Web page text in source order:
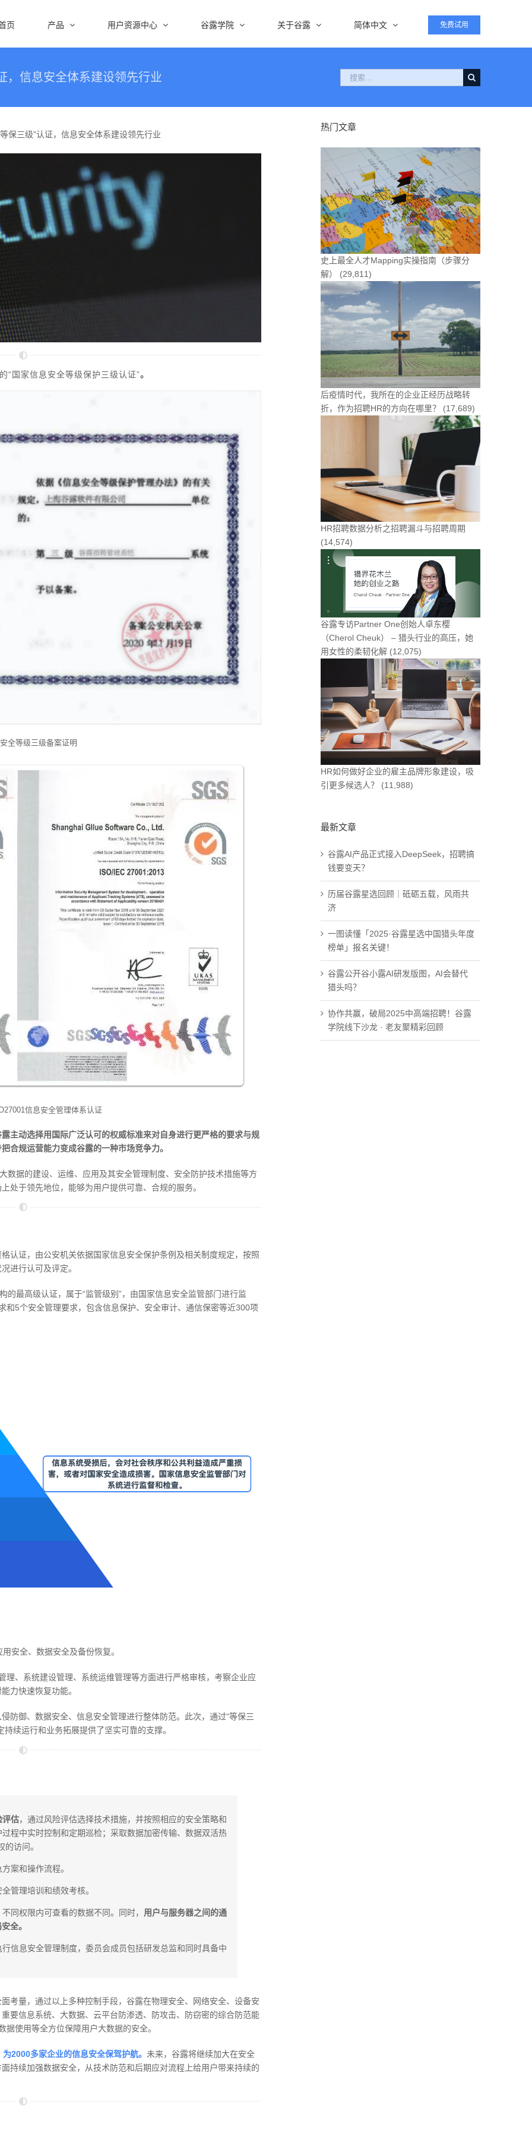
页 产品 用户资源中心 谷露学院 关于谷露 简体中文 免费试用
，信息安全体系建设领先行业
索：
保三级”认证，信息安全体系建设领先行业
“国家信息安全等级保护三级认证”。
全等级三级备案证明
信息安全管理体系认证
露主动选择用国际广泛认可的权威标准来对自身进行更严格的要求与规
合规运营能力变成谷露的一种市场竞争力。
数据的建设、运维、应用及其安全管理制度、安全防护技术措施等方
处于领先地位，能够为用户提供可靠、合规的服务。
认证，由公安机关依据国家信息安全保护条例及相关制度规定，按照
进行认可及评定。
的最高级认证，属于“监管级别”，由国家信息安全监管部门进行监
5个安全管理要求，包含信息保护、安全审计、通信保密等近300项
安全、数据安全及备份恢复。
、系统建设管理、系统运维管理等方面进行严格审核，考察企业应
力快速恢复功能。
防御、数据安全、信息安全管理进行整体防范。此次，通过“等保三
续运行和业务拓展提供了坚实可靠的支撑。
评估，通过风险评估选择技术措施，并按照相应的安全策略和
程中实时控制和定期巡检；采取数据加密传输、数据双活热
访问。
案和操作流程。
管理培训和绩效考核。
同权限内可查看的数据不同。同时， 用户与服务器之间的通
全。
信息安全管理制度，委员会成员包括研发总监和同时具备中
考量，通过以上多种控制手段，谷露在物理安全、网络安全、设备安
要信息系统、大数据、云平台防渗透、防攻击、防窃密的综合防范能
使用等全方位保障用户大数据的安全。
2000多家企业的信息安全保驾护航。 未来，谷露将继续加大在安全
持续加强数据安全，从技术防范和后期应对流程上给用户带来持续的
热门文章
史上最全人才Mapping实操指南（步骤分
解）
(29,811)
后疫情时代，我所在的企业正经历战略转
折，作为招聘HR的方向在哪里？
(17,689)
HR招聘数据分析之招聘漏斗与招聘周期
(14,574)
谷露专访Partner One创始人卓东樱
（Cherol Cheuk） – 猎头行业的高压，她
用女性的柔韧化解 (12,075)
HR如何做好企业的雇主品牌形象建设，吸
引更多候选人？
(11,988)
最新文章
谷露AI产品正式接入DeepSeek，招聘搞
钱要变天？
历届谷露星选回顾｜砥砺五载，风雨共
济
一图读懂「2025·谷露星选中国猎头年度
榜单」报名关键！
谷露公开谷小露AI研发版图，AI会替代
猎头吗？
协作共赢，破局2025中高端招聘！谷露
学院线下沙龙 · 老友聚精彩回顾